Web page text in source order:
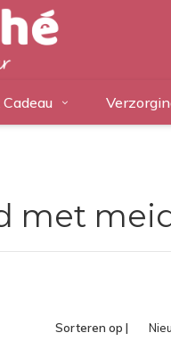
met
Sorteren op |